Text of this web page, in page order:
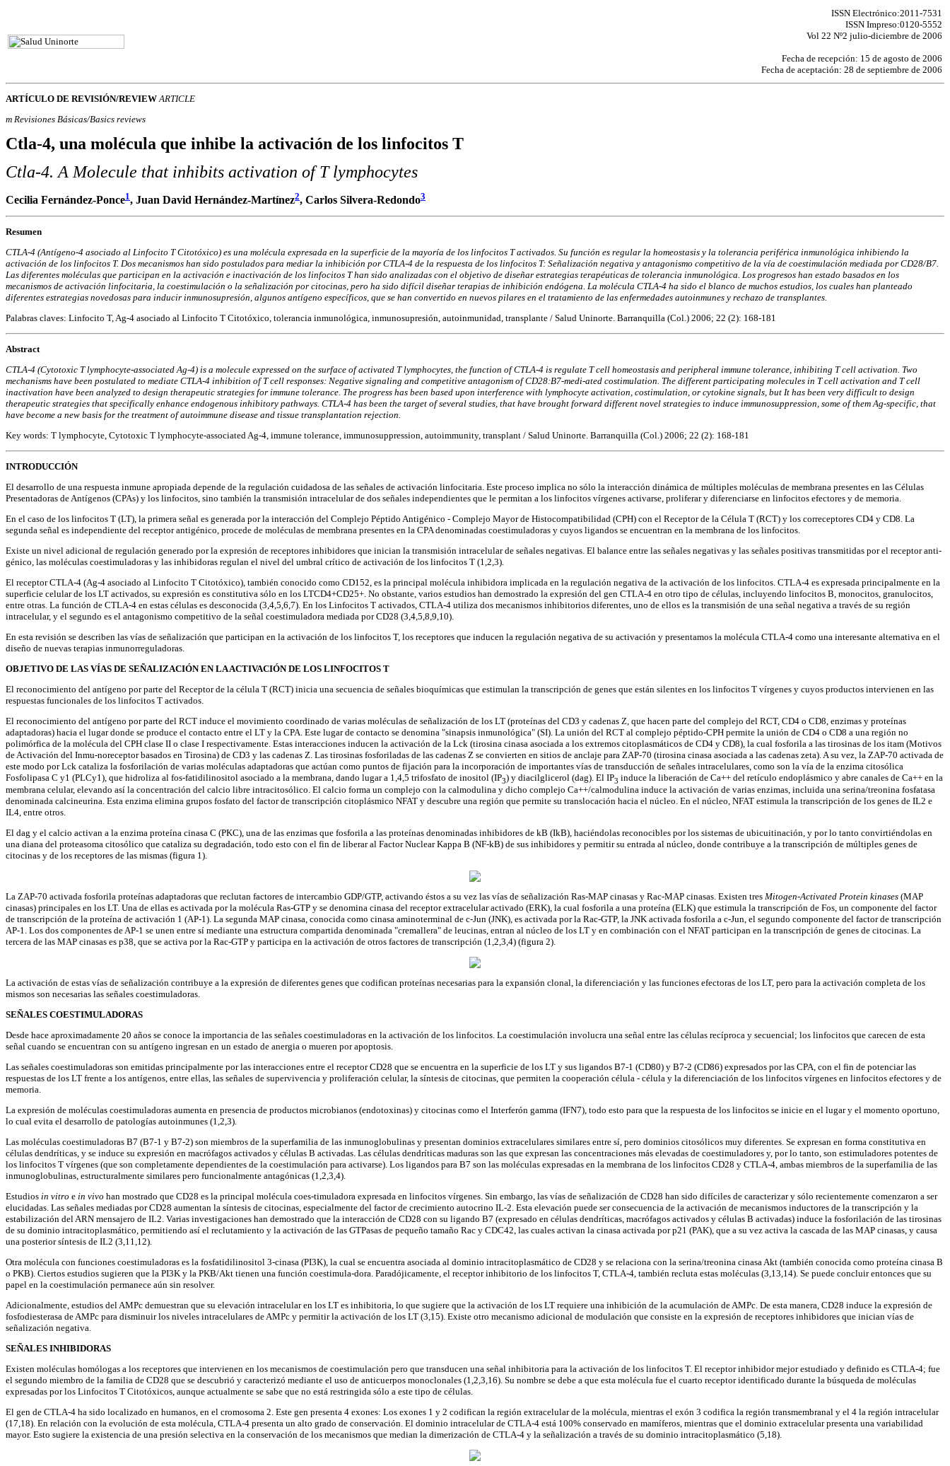
ISSN Electrónico:2011-7531
ISSN Impreso:0120-5552
Vol 22 Nº2 julio-diciembre de 2006
Fecha de recepción: 15 de agosto de 2006
Fecha de aceptación: 28 de septiembre de 2006
ARTÍCULO DE REVISIÓN/REVIEW ARTICLE
m Revisiones Básicas/Basics reviews
Ctla-4, una molécula que inhibe la activación de los linfocitos T
Ctla-4. A Molecule that inhibits activation of T lymphocytes
Cecilia Fernández-Ponce1, Juan David Hernández-Martínez2, Carlos Silvera-Redondo3
Resumen
CTLA-4 (Antígeno-4 asociado al Linfocito T Citotóxico) es una molécula expresada en la superficie de la mayoría de los linfocitos T activados. Su función es regular la homeostasis y la tolerancia periférica inmunológica inhibiendo la
activación de los linfocitos T. Dos mecanismos han sido postulados para mediar la inhibición por CTLA-4 de la respuesta de los linfocitos T: Señalización negativa y antagonismo competitivo de la vía de coestimulación mediada por CD28/B7.
Las diferentes moléculas que participan en la activación e inactivación de los linfocitos T han sido analizadas con el objetivo de diseñar estrategias terapéuticas de tolerancia inmunológica. Los progresos han estado basados en los
mecanismos de activación linfocitaria, la coestimulación o la señalización por citocinas, pero ha sido difícil diseñar terapias de inhibición endógena. La molécula CTLA-4 ha sido el blanco de muchos estudios, los cuales han planteado
diferentes estrategias novedosas para inducir inmunosupresión, algunos antígeno específicos, que se han convertido en nuevos pilares en el tratamiento de las enfermedades autoinmunes y rechazo de transplantes.
Palabras claves: Linfocito T, Ag-4 asociado al Linfocito T Citotóxico, tolerancia inmunológica, inmunosupresión, autoinmunidad, transplante / Salud Uninorte. Barranquilla (Col.) 2006; 22 (2): 168-181
Abstract
CTLA-4 (Cytotoxic T lymphocyte-associated Ag-4) is a molecule expressed on the surface of activated T lymphocytes, the function of CTLA-4 is regulate T cell homeostasis and peripheral immune tolerance, inhibiting T cell activation. Two
mechanisms have been postulated to mediate CTLA-4 inhibition of T cell responses: Negative signaling and competitive antagonism of CD28:B7-medi-ated costimulation. The different participating molecules in T cell activation and T cell
inactivation have been analyzed to design therapeutic strategies for immune tolerance. The progress has been based upon interference with lymphocyte activation, costimulation, or cytokine signals, but It has been very difficult to design
therapeutic strategies that specifically enhance endogenous inhibitory pathways. CTLA-4 has been the target of several studies, that have brought forward different novel strategies to induce immunosuppression, some of them Ag-specific, that
have become a new basis for the treatment of autoimmune disease and tissue transplantation rejection.
Key words: T lymphocyte, Cytotoxic T lymphocyte-associated Ag-4, immune tolerance, immunosuppression, autoimmunity, transplant / Salud Uninorte. Barranquilla (Col.) 2006; 22 (2): 168-181
INTRODUCCIÓN
El desarrollo de una respuesta inmune apropiada depende de la regulación cuidadosa de las señales de activación linfocitaria. Este proceso implica no sólo la interacción dinámica de múltiples moléculas de membrana presentes en las Células
Presentadoras de Antígenos (CPAs) y los linfocitos, sino también la transmisión intracelular de dos señales independientes que le permitan a los linfocitos vírgenes activarse, proliferar y diferenciarse en linfocitos efectores y de memoria.
En el caso de los linfocitos T (LT), la primera señal es generada por la interacción del Complejo Péptido Antigénico - Complejo Mayor de Histocompatibilidad (CPH) con el Receptor de la Célula T (RCT) y los correceptores CD4 y CD8. La
segunda señal es independiente del receptor antigénico, procede de moléculas de membrana presentes en la CPA denominadas coestimuladoras y cuyos ligandos se encuentran en la membrana de los linfocitos.
Existe un nivel adicional de regulación generado por la expresión de receptores inhibidores que inician la transmisión intracelular de señales negativas. El balance entre las señales negativas y las señales positivas transmitidas por el receptor anti-
génico, las moléculas coestimuladoras y las inhibidoras regulan el nivel del umbral crítico de activación de los linfocitos T (1,2,3).
El receptor CTLA-4 (Ag-4 asociado al Linfocito T Citotóxico), también conocido como CD152, es la principal molécula inhibidora implicada en la regulación negativa de la activación de los linfocitos. CTLA-4 es expresada principalmente en la
superficie celular de los LT activados, su expresión es constitutiva sólo en los LTCD4+CD25+. No obstante, varios estudios han demostrado la expresión del gen CTLA-4 en otro tipo de células, incluyendo linfocitos B, monocitos, granulocitos,
entre otras. La función de CTLA-4 en estas células es desconocida (3,4,5,6,7). En los Linfocitos T activados, CTLA-4 utiliza dos mecanismos inhibitorios diferentes, uno de ellos es la transmisión de una señal negativa a través de su región
intracelular, y el segundo es el antagonismo competitivo de la señal coestimuladora mediada por CD28 (3,4,5,8,9,10).
En esta revisión se describen las vías de señalización que participan en la activación de los linfocitos T, los receptores que inducen la regulación negativa de su activación y presentamos la molécula CTLA-4 como una interesante alternativa en el
diseño de nuevas terapias inmunorreguladoras.
OBJETIVO DE LAS VÍAS DE SEÑALIZACIÓN EN LA ACTIVACIÓN DE LOS LINFOCITOS T
El reconocimiento del antígeno por parte del Receptor de la célula T (RCT) inicia una secuencia de señales bioquímicas que estimulan la transcripción de genes que están silentes en los linfocitos T vírgenes y cuyos productos intervienen en las
respuestas funcionales de los linfocitos T activados.
El reconocimiento del antígeno por parte del RCT induce el movimiento coordinado de varias moléculas de señalización de los LT (proteínas del CD3 y cadenas Z, que hacen parte del complejo del RCT, CD4 o CD8, enzimas y proteínas
adaptadoras) hacia el lugar donde se produce el contacto entre el LT y la CPA. Este lugar de contacto se denomina "sinapsis inmunológica" (SI). La unión del RCT al complejo péptido-CPH permite la unión de CD4 o CD8 a una región no
polimórfica de la molécula del CPH clase II o clase I respectivamente. Estas interacciones inducen la activación de la Lck (tirosina cinasa asociada a los extremos citoplasmáticos de CD4 y CD8), la cual fosforila a las tirosinas de los itam (Motivos
de Activación del Inmu-noreceptor basados en Tirosina) de CD3 y las cadenas Z. Las tirosinas fosforiladas de las cadenas Z se convierten en sitios de anclaje para ZAP-70 (tirosina cinasa asociada a las cadenas zeta). A su vez, la ZAP-70 activada de
este modo por Lck cataliza la fosforilación de varias moléculas adaptadoras que actúan como puntos de fijación para la incorporación de importantes vías de transducción de señales intracelulares, como son la vía de la enzima citosólica
Fosfolipasa C y1 (PLCy1), que hidroliza al fos-fatidilinositol asociado a la membrana, dando lugar a 1,4,5 trifosfato de inositol (IP3) y diacilglicerol (dag). El IP3 induce la liberación de Ca++ del retículo endoplásmico y abre canales de Ca++ en la
membrana celular, elevando así la concentración del calcio libre intracitosólico. El calcio forma un complejo con la calmodulina y dicho complejo Ca++/calmodulina induce la activación de varias enzimas, incluida una serina/treonina fosfatasa
denominada calcineurina. Esta enzima elimina grupos fosfato del factor de transcripción citoplásmico NFAT y descubre una región que permite su translocación hacia el núcleo. En el núcleo, NFAT estimula la transcripción de los genes de IL2 e
IL4, entre otros.
El dag y el calcio activan a la enzima proteína cinasa C (PKC), una de las enzimas que fosforila a las proteínas denominadas inhibidores de kB (IkB), haciéndolas reconocibles por los sistemas de ubicuitinación, y por lo tanto convirtiéndolas en
una diana del proteasoma citosólico que cataliza su degradación, todo esto con el fin de liberar al Factor Nuclear Kappa B (NF-kB) de sus inhibidores y permitir su entrada al núcleo, donde contribuye a la transcripción de múltiples genes de
citocinas y de los receptores de las mismas (figura 1).
La ZAP-70 activada fosforila proteínas adaptadoras que reclutan factores de intercambio GDP/GTP, activando éstos a su vez las vías de señalización Ras-MAP cinasas y Rac-MAP cinasas. Existen tres Mitogen-Activated Protein kinases (MAP
cinasas) principales en los LT. Una de ellas es activada por la molécula Ras-GTP y se denomina cinasa del receptor extracelular activado (ERK), la cual fosforila a una proteína (ELK) que estimula la transcripción de Fos, un componente del factor
de transcripción de la proteína de activación 1 (AP-1). La segunda MAP cinasa, conocida como cinasa aminoterminal de c-Jun (JNK), es activada por la Rac-GTP, la JNK activada fosforila a c-Jun, el segundo componente del factor de transcripción
AP-1. Los dos componentes de AP-1 se unen entre sí mediante una estructura compartida denominada "cremallera" de leucinas, entran al núcleo de los LT y en combinación con el NFAT participan en la transcripción de genes de citocinas. La
tercera de las MAP cinasas es p38, que se activa por la Rac-GTP y participa en la activación de otros factores de transcripción (1,2,3,4) (figura 2).
La activación de estas vías de señalización contribuye a la expresión de diferentes genes que codifican proteínas necesarias para la expansión clonal, la diferenciación y las funciones efectoras de los LT, pero para la activación completa de los
mismos son necesarias las señales coestimuladoras.
SEÑALES COESTIMULADORAS
Desde hace aproximadamente 20 años se conoce la importancia de las señales coestimuladoras en la activación de los linfocitos. La coestimulación involucra una señal entre las células recíproca y secuencial; los linfocitos que carecen de esta
señal cuando se encuentran con su antígeno ingresan en un estado de anergia o mueren por apoptosis.
Las señales coestimuladoras son emitidas principalmente por las interacciones entre el receptor CD28 que se encuentra en la superficie de los LT y sus ligandos B7-1 (CD80) y B7-2 (CD86) expresados por las CPA, con el fin de potenciar las
respuestas de los LT frente a los antígenos, entre ellas, las señales de supervivencia y proliferación celular, la síntesis de citocinas, que permiten la cooperación célula - célula y la diferenciación de los linfocitos vírgenes en linfocitos efectores y de
memoria.
La expresión de moléculas coestimuladoras aumenta en presencia de productos microbianos (endotoxinas) y citocinas como el Interferón gamma (IFN7), todo esto para que la respuesta de los linfocitos se inicie en el lugar y el momento oportuno,
lo cual evita el desarrollo de patologías autoinmunes (1,2,3).
Las moléculas coestimuladoras B7 (B7-1 y B7-2) son miembros de la superfamilia de las inmunoglobulinas y presentan dominios extracelulares similares entre sí, pero dominios citosólicos muy diferentes. Se expresan en forma constitutiva en
células dendríticas, y se induce su expresión en macrófagos activados y células B activadas. Las células dendríticas maduras son las que expresan las concentraciones más elevadas de coestimuladores y, por lo tanto, son estimuladores potentes de
los linfocitos T vírgenes (que son completamente dependientes de la coestimulación para activarse). Los ligandos para B7 son las moléculas expresadas en la membrana de los linfocitos CD28 y CTLA-4, ambas miembros de la superfamilia de las
inmunoglobulinas, estructuralmente similares pero funcionalmente antagónicas (1,2,3,4).
Estudios in vitro e in vivo han mostrado que CD28 es la principal molécula coes-timuladora expresada en linfocitos vírgenes. Sin embargo, las vías de señalización de CD28 han sido difíciles de caracterizar y sólo recientemente comenzaron a ser
elucidadas. Las señales mediadas por CD28 aumentan la síntesis de citocinas, especialmente del factor de crecimiento autocrino IL-2. Esta elevación puede ser consecuencia de la activación de mecanismos inductores de la transcripción y la
estabilización del ARN mensajero de IL2. Varias investigaciones han demostrado que la interacción de CD28 con su ligando B7 (expresado en células dendríticas, macrófagos activados y células B activadas) induce la fosforilación de las tirosinas
de su dominio intracitoplasmático, permitiendo así el reclutamiento y la activación de las GTPasas de pequeño tamaño Rac y CDC42, las cuales activan la cinasa activada por p21 (PAK), que a su vez activa la cascada de las MAP cinasas, y causa
una posterior síntesis de IL2 (3,11,12).
Otra molécula con funciones coestimuladoras es la fosfatidilinositol 3-cinasa (PI3K), la cual se encuentra asociada al dominio intracitoplasmático de CD28 y se relaciona con la serina/treonina cinasa Akt (también conocida como proteína cinasa B
o PKB). Ciertos estudios sugieren que la PI3K y la PKB/Akt tienen una función coestimula-dora. Paradójicamente, el receptor inhibitorio de los linfocitos T, CTLA-4, también recluta estas moléculas (3,13,14). Se puede concluir entonces que su
papel en la coestimulación permanece aún sin resolver.
Adicionalmente, estudios del AMPc demuestran que su elevación intracelular en los LT es inhibitoria, lo que sugiere que la activación de los LT requiere una inhibición de la acumulación de AMPc. De esta manera, CD28 induce la expresión de
fosfodiesterasa de AMPc para disminuir los niveles intracelulares de AMPc y permitir la activación de los LT (3,15). Existe otro mecanismo adicional de modulación que consiste en la expresión de receptores inhibidores que inician vías de
señalización negativa.
SEÑALES INHIBIDORAS
Existen moléculas homólogas a los receptores que intervienen en los mecanismos de coestimulación pero que transducen una señal inhibitoria para la activación de los linfocitos T. El receptor inhibidor mejor estudiado y definido es CTLA-4; fue
el segundo miembro de la familia de CD28 que se descubrió y caracterizó mediante el uso de anticuerpos monoclonales (1,2,3,16). Su nombre se debe a que esta molécula fue el cuarto receptor identificado durante la búsqueda de moléculas
expresadas por los Linfocitos T Citotóxicos, aunque actualmente se sabe que no está restringida sólo a este tipo de células.
El gen de CTLA-4 ha sido localizado en humanos, en el cromosoma 2. Este gen presenta 4 exones: Los exones 1 y 2 codifican la región extracelular de la molécula, mientras el exón 3 codifica la región transmembranal y el 4 la región intracelular
(17,18). En relación con la evolución de esta molécula, CTLA-4 presenta un alto grado de conservación. El dominio intracelular de CTLA-4 está 100% conservado en mamíferos, mientras que el dominio extracelular presenta una variabilidad
mayor. Esto sugiere la existencia de una presión selectiva en la conservación de los mecanismos que median la dimerización de CTLA-4 y la señalización a través de su dominio intracitoplasmático (5,18).